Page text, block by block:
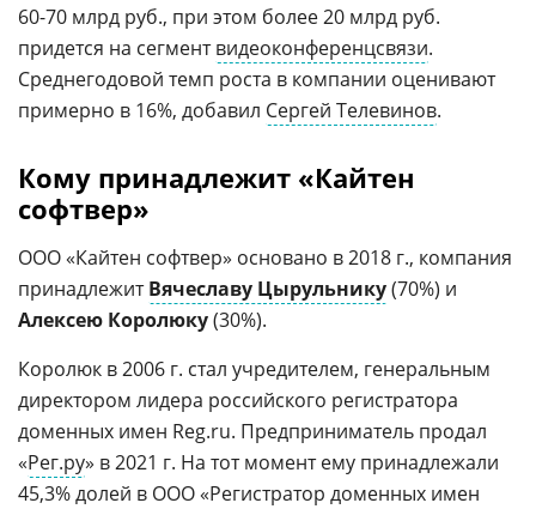
60-70 млрд руб., при этом более 20 млрд руб.
придется на сегментвидеоконференцсвязи.
Среднегодовой темп роста в компании оценивают
примерно в 16%, добавил Сергей Телевинов.
Кому принадлежит «Кайтен
софтвер»
ООО «Кайтен софтвер» основано в 2018 г., компания
принадлежитВячеславу Цырульнику(70%) и
Алексею Королюку(30%).
Королюк в 2006 г. стал учредителем, генеральным
директором лидера российского регистратора
доменных имен Reg.ru. Предприниматель продал
«Рег.ру» в 2021 г. На тот момент ему принадлежали
45,3% долей в ООО «Регистратор доменных имен